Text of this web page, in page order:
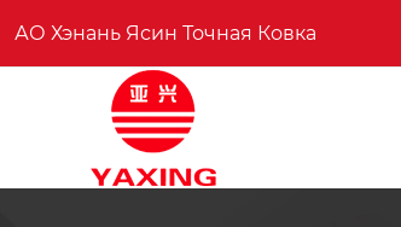
АО Хэнань Ясин Точная Ковка